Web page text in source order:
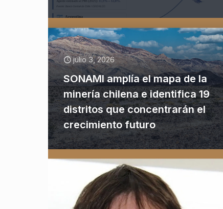
julio 3, 2026
SONAMI amplía el mapa de la
minería chilena e identifica 19
distritos que concentrarán el
crecimiento futuro